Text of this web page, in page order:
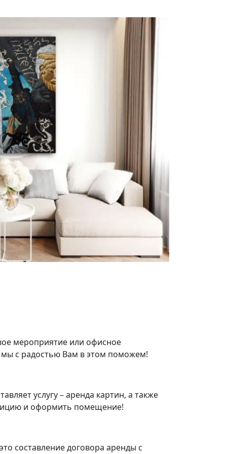
мероприятие или офисное
с радостью Вам в этом поможем!
услугу – аренда картин, а также
и оформить помещение!
составление договора аренды с